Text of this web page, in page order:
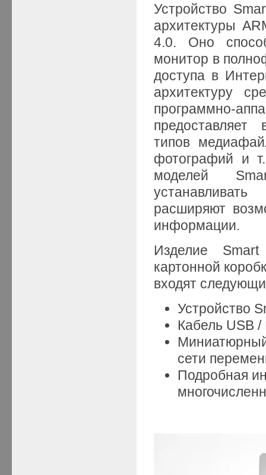
Устройство
архитектуры
4.0. Оно
монитор в
доступа в
архитектуру
программно-
предоставляет
типов
фотографий и
моделей
расширяют
информации.
Изделие
картонной
входят
Устройство
Кабель USB
сети
Подробная